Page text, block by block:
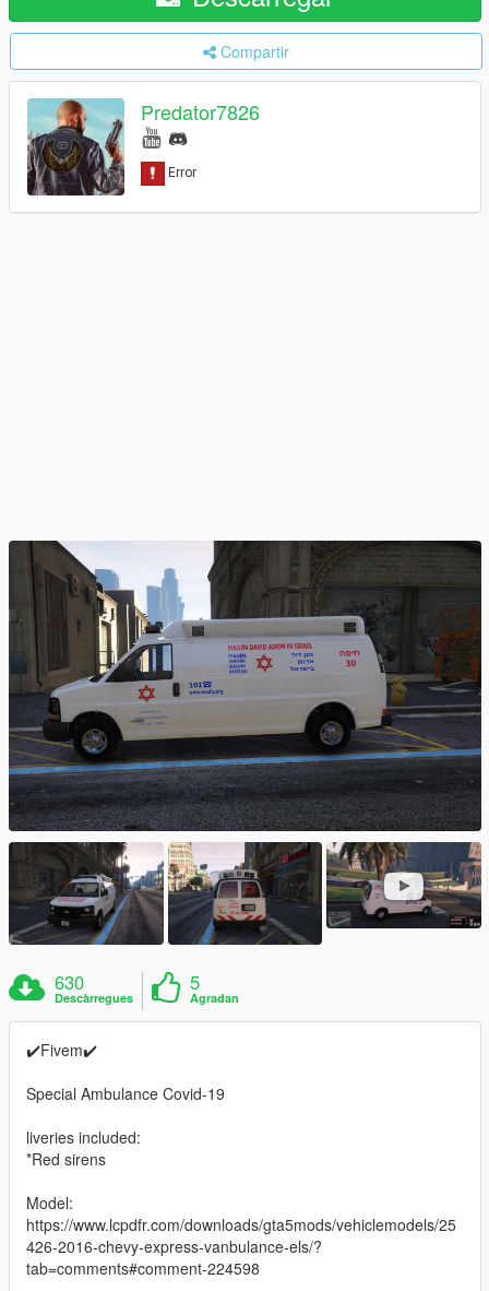
Compartir
Predator7826
630
Descàrregues
5
Agradan
✔️Fivem✔️
Special Ambulance Covid-19
liveries included:
*Red sirens
Model:
https://www.lcpdfr.com/downloads/gta5mods/vehiclemodels/25
426-2016-chevy-express-vanbulance-els/?
tab=comments#comment-224598